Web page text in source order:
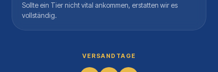
Sollte ein Tier nicht vital ankommen, erstatten wir es
vollständig.
VERSANDTAGE